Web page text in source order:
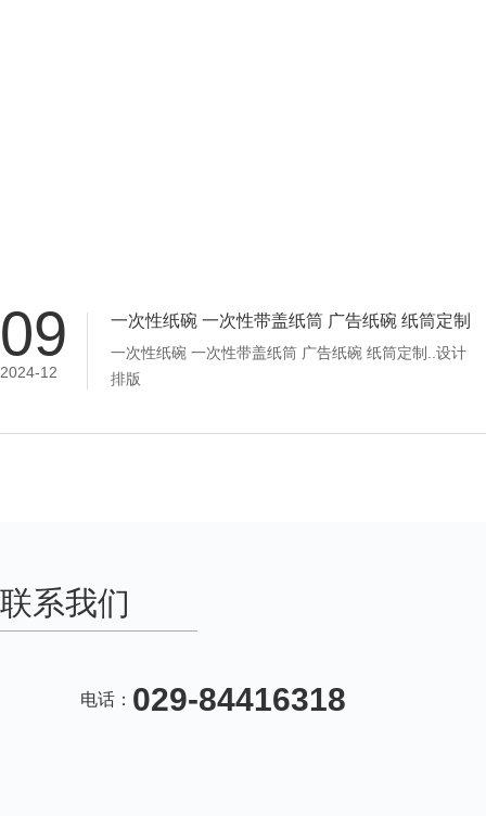
09
2024-12
一次性纸碗 一次性带盖纸筒 广告纸碗 纸筒定制
一次性纸碗 一次性带盖纸筒 广告纸碗 纸筒定制..设计
排版
联系我们
电话： 029-84416318